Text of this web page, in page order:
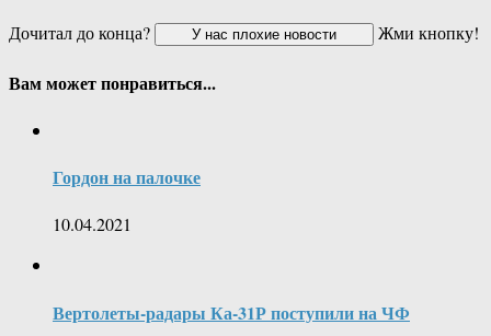
Дочитал до конца?
Жми кнопку!
Вам может понравиться...
Гордон на палочке
10.04.2021
Вертолеты-радары Ка-31Р поступили на ЧФ